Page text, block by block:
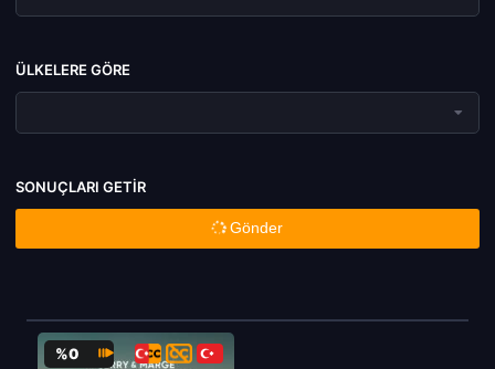
ÜLKELERE GÖRE
SONUÇLARI GETIR
Gönder
%0